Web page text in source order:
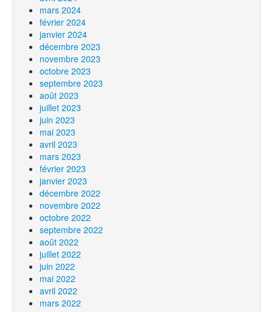
mars 2024
février 2024
janvier 2024
décembre 2023
novembre 2023
octobre 2023
septembre 2023
août 2023
juillet 2023
juin 2023
mai 2023
avril 2023
mars 2023
février 2023
janvier 2023
décembre 2022
novembre 2022
octobre 2022
septembre 2022
août 2022
juillet 2022
juin 2022
mai 2022
avril 2022
mars 2022